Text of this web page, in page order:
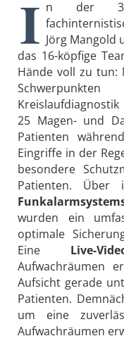
I n der
Jörg Mangold
das 16-köpfige
Hände voll zu tun:
25 Magen- und
Patienten
Eingriffe in der
besondere
Patienten. Über
wurden ein
optimale
Eine Live-
Aufwachräumen
Aufsicht gerade
Patienten.
um eine
Aufwachräumen